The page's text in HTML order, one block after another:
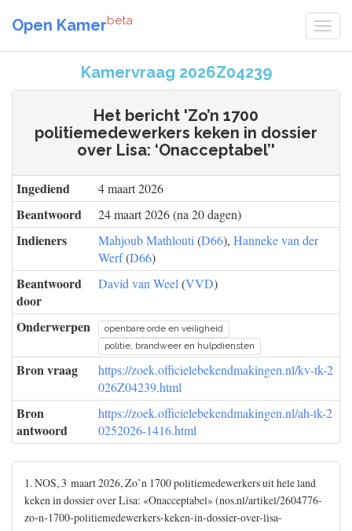
Open Kamerbeta
Kamervraag 2026Z04239
Het bericht 'Zo’n 1700
politiemedewerkers keken in dossier
over Lisa: ‘Onacceptabel’'
Ingediend 4 maart 2026
Beantwoord 24 maart 2026 (na 20 dagen)
Indieners Mahjoub Mathlouti (D66), Hanneke van der
Werf(D66)
Beantwoord
door
David van Weel (VVD)
Onderwerpen
openbare orde en veiligheid
politie, brandweer en hulpdiensten
Bron vraag
https://zoek.officielebekendmakingen.nl/kv-tk-2
026Z04239.html
Bron
antwoord
https://zoek.officielebekendmakingen.nl/ah-tk-2
0252026-1416.html
1. NOS, 3 maart 2026, Zo’n 1700 politiemedewerkers uit hele land
keken in dossier over Lisa: «Onacceptabel» (nos.nl/artikel/2604776-
zo-n-1700-politiemedewerkers-keken-in-dossier-over-lisa-